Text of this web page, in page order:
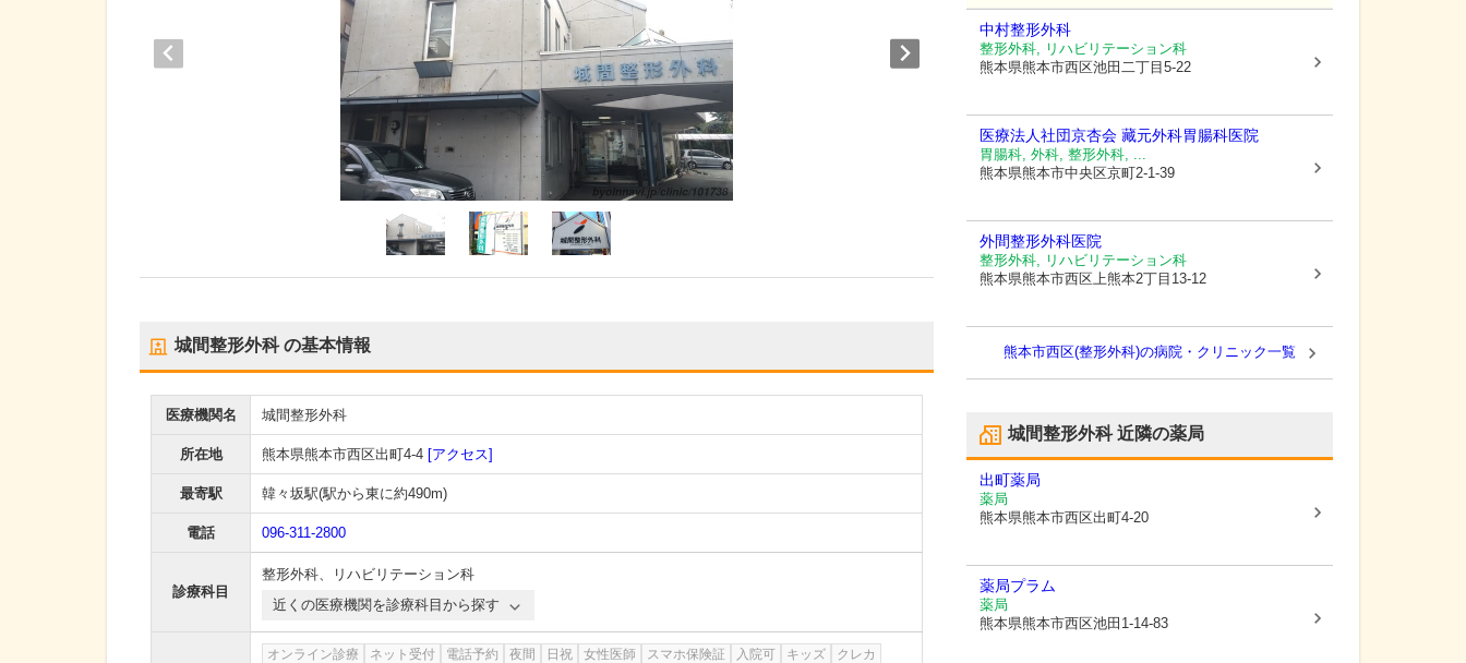
城間整形外科の基本情報
医療機関名 城間整形外科
所在地 熊本県熊本市西区出町4-4 [アクセス]
最寄駅 韓々坂駅(駅から東に約490m)
電話 096-311-2800
診療科目
整形外科、
リハビリテーション科
近くの医療機関を診療科目から探す
オンライン診療 ネット受付 電話予約 夜間 日祝 女性医師 スマホ保険証 入院可 キッズ
クレカ
中村整形外科
整形外科, リハビリテーション科
熊本県熊本市西区池田二丁目5-22
医療法人社団京杏会 藏元外科胃腸科医院
胃腸科, 外科, 整形外科, ...
熊本県熊本市中央区京町2-1-39
外間整形外科医院
整形外科, リハビリテーション科
熊本県熊本市西区上熊本2丁目13-12
熊本市西区(整形外科)の病院・クリニック一覧
城間整形外科近隣の薬局
出町薬局
薬局
熊本県熊本市西区出町4-20
薬局プラム
薬局
熊本県熊本市西区池田1-14-83